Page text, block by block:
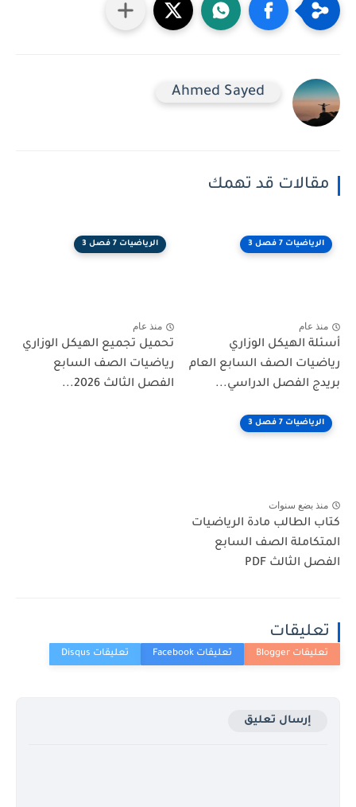
Ahmed Sayed
مقالات قد تهمك
الرياضيات 7 فصل 3
منذ عام
أسئلة الهيكل الوزاري
رياضيات الصف السابع العام
بريدج الفصل الدراسي...
الرياضيات 7 فصل 3
منذ عام
تحميل تجميع الهيكل الوزاري
رياضيات الصف السابع
الفصل الثالث 2026...
الرياضيات 7 فصل 3
منذ بضع سنوات
كتاب الطالب مادة الرياضيات
المتكاملة الصف السابع
الفصل الثالث PDF
تعليقات
إرسال تعليق